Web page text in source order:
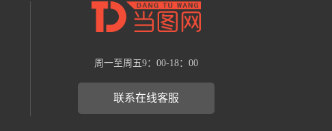
周一至周五9：00-18：00
联系在线客服